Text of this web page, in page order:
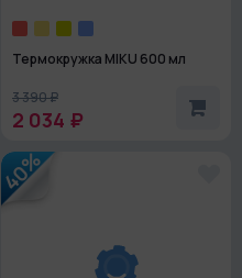
Термокружка MIKU 600 мл
3 390 ₽
2 034 ₽
40%